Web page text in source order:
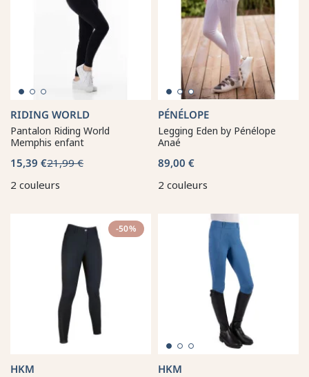
RIDING WORLD
Pantalon Riding World
Memphis enfant
15,39 €21,99 €
2 couleurs
PÉNÉLOPE
Legging Eden by Pénélope
Anaé
89,00 €
2 couleurs
-50%
HKM HKM